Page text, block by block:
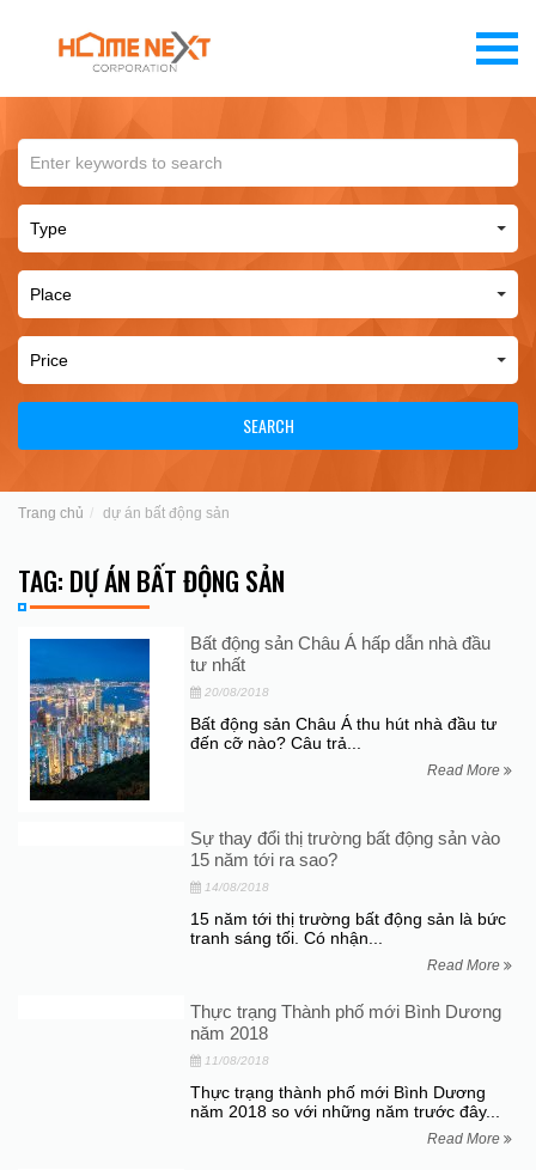
SEARCH
Trang chủ dự án bất động sản
TAG: DỰ ÁN BẤT ĐỘNG SẢN
Bất động sản Châu Á hấp dẫn nhà đầu
tư nhất
20/08/2018
Bất động sản Châu Á thu hút nhà đầu tư
đến cỡ nào? Câu trả...
Read More
Sự thay đổi thị trường bất động sản vào
15 năm tới ra sao?
14/08/2018
15 năm tới thị trường bất động sản là bức
tranh sáng tối. Có nhận...
Read More
Thực trạng Thành phố mới Bình Dương
năm 2018
11/08/2018
Thực trạng thành phố mới Bình Dương
năm 2018 so với những năm trước đây...
Read More